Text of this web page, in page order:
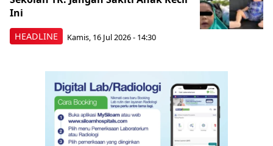
HEADLINE
Ini
Kamis, 16 Jul 2026 - 14:30